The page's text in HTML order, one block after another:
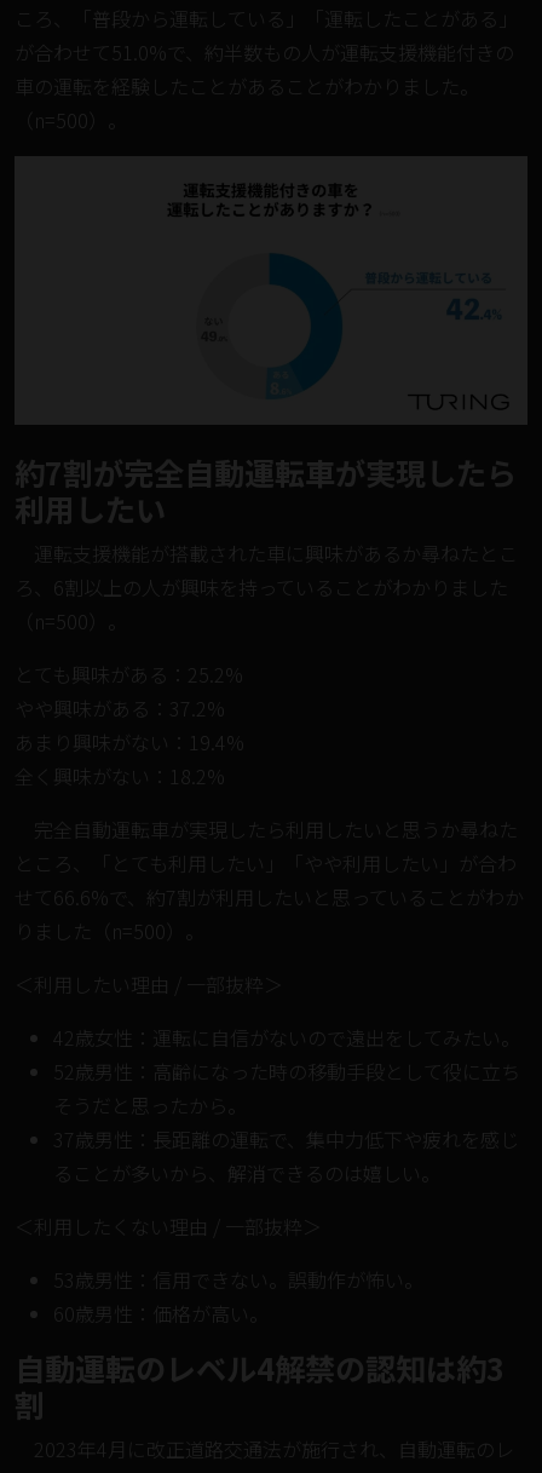
ころ、「普段から運転している」「運転したことがある」
が合わせて51.0%で、約半数もの人が運転支援機能付きの
車の運転を経験したことがあることがわかりました。
（n=500）。
約7割が完全自動運転車が実現したら
利用したい
運転支援機能が搭載された車に興味があるか尋ねたとこ
ろ、6割以上の人が興味を持っていることがわかりました
（n=500）。
とても興味がある：25.2%
やや興味がある：37.2%
あまり興味がない：19.4%
全く興味がない：18.2%
完全自動運転車が実現したら利用したいと思うか尋ねた
ところ、「とても利用したい」「やや利用したい」が合わ
せて66.6%で、約7割が利用したいと思っていることがわか
りました（n=500）。
＜利用したい理由 / 一部抜粋＞
42歳女性：運転に自信がないので遠出をしてみたい。
52歳男性：高齢になった時の移動手段として役に立ち
そうだと思ったから。
37歳男性：長距離の運転で、集中力低下や疲れを感じ
ることが多いから、解消できるのは嬉しい。
＜利用したくない理由 / 一部抜粋＞
53歳男性：信用できない。誤動作が怖い。
60歳男性：価格が高い。
自動運転のレベル4解禁の認知は約3
割
2023年4月に改正道路交通法が施行され、自動運転のレ